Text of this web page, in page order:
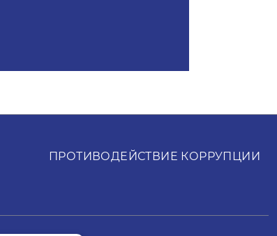
ПРОТИВОДЕЙСТВИЕ КОРРУПЦИИ